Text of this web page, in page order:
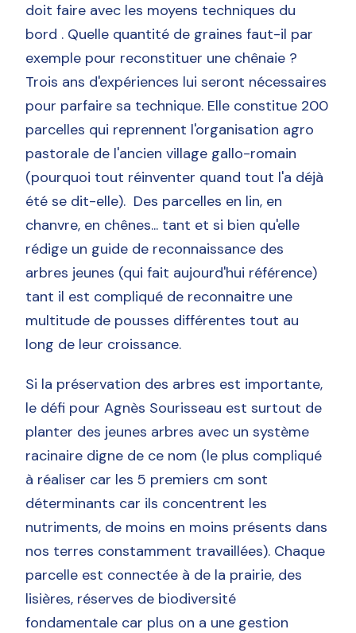
doit faire avec les moyens techniques du
bord . Quelle quantité de graines faut-il par
exemple pour reconstituer une chênaie ?
Trois ans d'expériences lui seront nécessaires
pour parfaire sa technique. Elle constitue 200
parcelles qui reprennent l'organisation agro
pastorale de l'ancien village gallo-romain
(pourquoi tout réinventer quand tout l'a déjà
été se dit-elle). Des parcelles en lin, en
chanvre, en chênes... tant et si bien qu'elle
rédige un guide de reconnaissance des
arbres jeunes (qui fait aujourd'hui référence)
tant il est compliqué de reconnaitre une
multitude de pousses différentes tout au
long de leur croissance.
Si la préservation des arbres est importante,
le défi pour Agnès Sourisseau est surtout de
planter des jeunes arbres avec un système
racinaire digne de ce nom (le plus compliqué
à réaliser car les 5 premiers cm sont
déterminants car ils concentrent les
nutriments, de moins en moins présents dans
nos terres constamment travaillées). Chaque
parcelle est connectée à de la prairie, des
lisières, réserves de biodiversité
fondamentale car plus on a une gestion